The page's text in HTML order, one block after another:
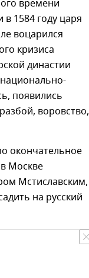
времени
1584 году царя
воцарился
кризиса
династии
появились
воровство,
окончательное
Москве
Мстиславским,
на русский